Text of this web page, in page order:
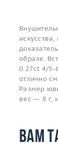
образе.
0.27ct 4/5-
отлично
Размер
вес — 8 г,
Вам